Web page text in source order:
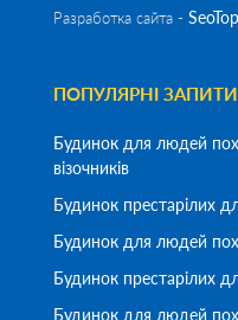
Разработка сайта - SeoTop
ПОПУЛЯРНІ
Будинок для людей
візочників
Будинок престарілих
Будинок для людей
Будинок престарілих
Будинок для людей